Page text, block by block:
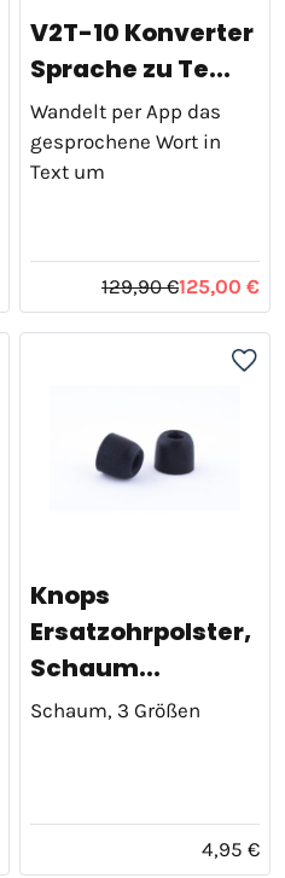
V2T-10 Konverter
Sprache zu Te...
Wandelt per App das
gesprochene Wort in
Text um
129,90 €125,00 €
Knops
Ersatzohrpolster,
Schaum...
Schaum, 3 Größen
4,95 €